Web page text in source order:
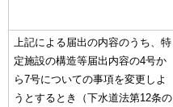
上記による届出の内容のうち、特
定施設の構造等届出内容の4号か
ら7号についての事項を変更しよ
うとするとき（下水道法第12条の